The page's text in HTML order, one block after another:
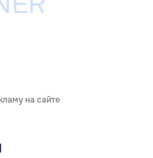
на сайте